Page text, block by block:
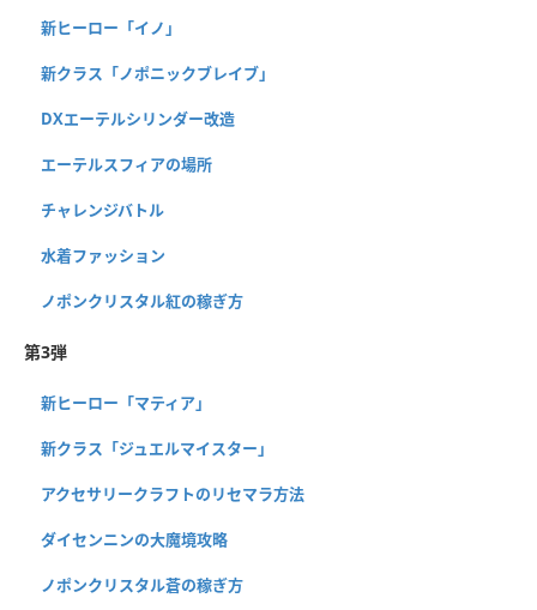
新ヒーロー「イノ」
新クラス「ノポニックブレイブ」
DXエーテルシリンダー改造
エーテルスフィアの場所
チャレンジバトル
水着ファッション
ノポンクリスタル紅の稼ぎ方
第3弾
新ヒーロー「マティア」
新クラス「ジュエルマイスター」
アクセサリークラフトのリセマラ方法
ダイセンニンの大魔境攻略
ノポンクリスタル蒼の稼ぎ方